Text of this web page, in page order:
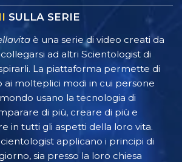
SULLA SERIE
è una serie di video creati da
ad altri Scientologist di
La piattaforma permette di
ai molteplici modi in cui persone
usano la tecnologia di
di più, creare di più e
in tutti gli aspetti della loro vita.
applicano i principi di
sia presso la loro chiesa